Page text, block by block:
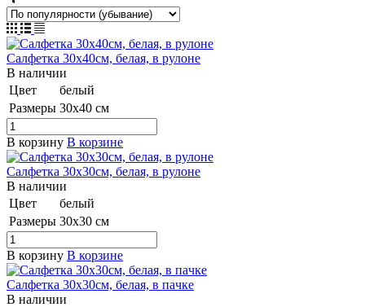
Салфетка 30х40см, белая, в рулoне
В наличии
Цвет
белый
Размеры 30х40 см
В корзину В корзине
Салфетка 30х30см, белая, в рулoне
В наличии
Цвет
белый
Размеры 30х30 см
В корзину В корзине
Салфетка 30х30см, белая, в пaчке
В наличии